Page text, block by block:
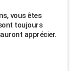
vous êtes
toujours
apprécier.